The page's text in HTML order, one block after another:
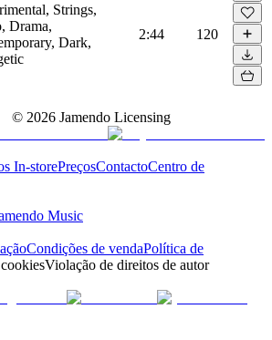
Strings,
Drama,
Dark,
2:44 120
© 2026 Jamendo Licensing
In-storePreçosContactoCentro de
Music
Condições de vendaPolítica de
Violação de direitos de autor